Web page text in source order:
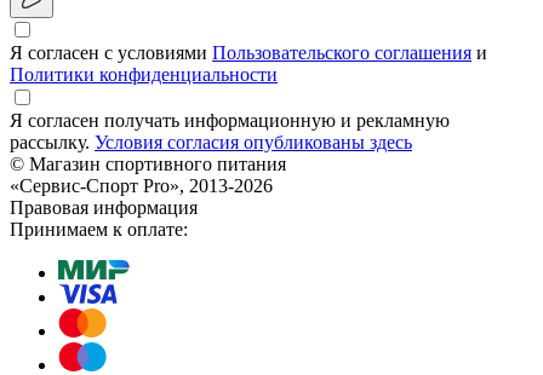
Я согласен с условиями Пользовательского соглашения и
Политики конфиденциальности
Я согласен получать информационную и рекламную
рассылку. Условия согласия опубликованы здесь
© Магазин спортивного питания
«Сервис-Спорт Pro», 2013-2026
Правовая информация
Принимаем к оплате: